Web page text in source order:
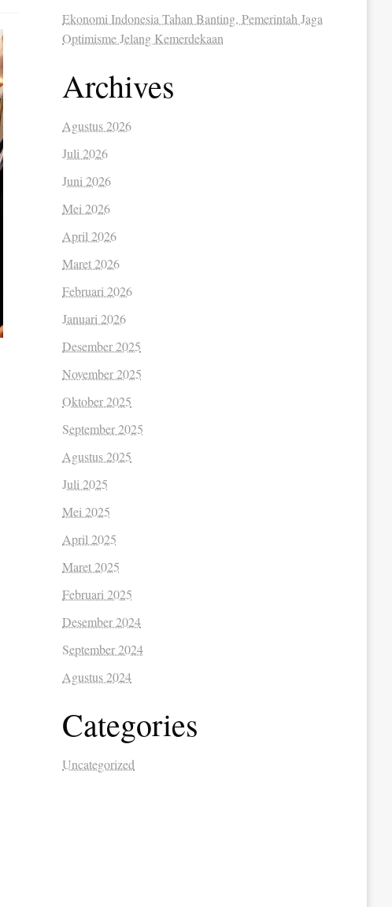
Ekonomi Indonesia Tahan Banting, Pemerintah Jaga
Optimisme Jelang Kemerdekaan
Archives
Agustus 2026
Juli 2026
Juni 2026
Mei 2026
April 2026
Maret 2026
Februari 2026
Januari 2026
Desember 2025
November 2025
Oktober 2025
September 2025
Agustus 2025
Juli 2025
Mei 2025
April 2025
Maret 2025
Februari 2025
Desember 2024
September 2024
Agustus 2024
Categories
Uncategorized